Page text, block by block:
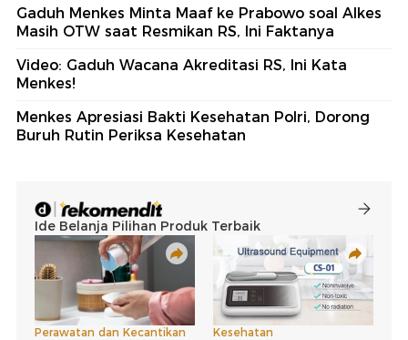
Gaduh Menkes Minta Maaf ke Prabowo soal Alkes
Masih OTW saat Resmikan RS, Ini Faktanya
Video: Gaduh Wacana Akreditasi RS, Ini Kata
Menkes!
Menkes Apresiasi Bakti Kesehatan Polri, Dorong
Buruh Rutin Periksa Kesehatan